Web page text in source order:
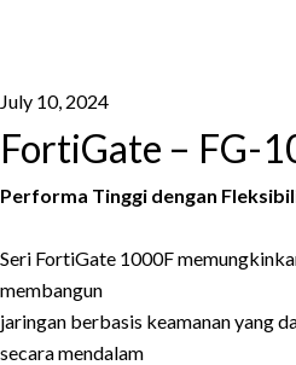
July 10, 2024
FortiGate – FG-
Performa Tinggi dengan
Seri FortiGate 1000F
membangun
jaringan berbasis keamanan yang
secara mendalam